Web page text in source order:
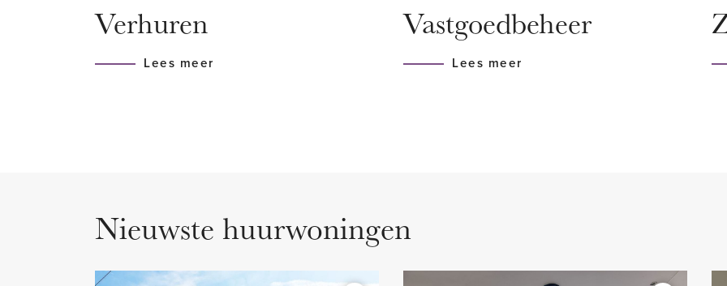
90) is reizen in Den Haag en omstreken makkelijk en snel.
De ruime, lichte en suite woonkamer beschikt over
prachtige houten vloeren en hoge planfonds en is voorzien
De woning bevindt zich in
parkeervergunning nodig
snel aan te vragen bij de
- 2 badkamers
Verhuren
Lees meer
Vastgoedbeheer
Lees meer
Nieuwste huurwoningen